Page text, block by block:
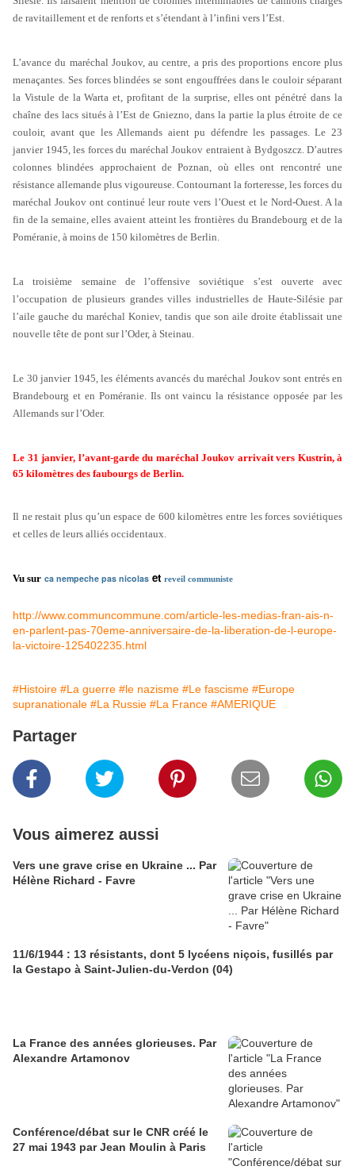
de ravitaillement et de renforts et s’étendant à l’infini vers l’Est.
L’avance du maréchal Joukov, au centre, a pris des proportions encore plus
menaçantes. Ses forces blindées se sont engouffrées dans le couloir séparant
la Vistule de la Warta et, profitant de la surprise, elles ont pénétré dans la
chaîne des lacs situés à l’Est de Gniezno, dans la partie la plus étroite de ce
couloir, avant que les Allemands aient pu défendre les passages. Le 23
janvier 1945, les forces du maréchal Joukov entraient à Bydgoszcz. D’autres
colonnes blindées approchaient de Poznan, où elles ont rencontré une
résistance allemande plus vigoureuse. Contournant la forteresse, les forces du
maréchal Joukov ont continué leur route vers l’Ouest et le Nord-Ouest. A la
fin de la semaine, elles avaient atteint les frontières du Brandebourg et de la
Poméranie, à moins de 150 kilomètres de Berlin.
La troisième semaine de l’offensive soviétique s’est ouverte avec
l’occupation de plusieurs grandes villes industrielles de Haute-Silésie par
l’aile gauche du maréchal Koniev, tandis que son aile droite établissait une
nouvelle tête de pont sur l’Oder, à Steinau.
Le 30 janvier 1945, les éléments avancés du maréchal Joukov sont entrés en
Brandebourg et en Poméranie. Ils ont vaincu la résistance opposée par les
Allemands sur l’Oder.
Le 31 janvier, l’avant-garde du maréchal Joukov arrivait vers Kustrin, à
65 kilomètres des faubourgs de Berlin.
Il ne restait plus qu’un espace de 600 kilomètres entre les forces soviétiques
et celles de leurs alliés occidentaux.
Vu sur ca nempeche pas nicolas et reveil communiste
http://www.communcommune.com/article-les-medias-fran-ais-n-
en-parlent-pas-70eme-anniversaire-de-la-liberation-de-l-europe-
la-victoire-125402235.html
#Histoire #La guerre #le nazisme #Le fascisme #Europe
supranationale #La Russie #La France #AMERIQUE
Partager
Vous aimerez aussi
Vers une grave crise en Ukraine ... Par
Hélène Richard - Favre
11/6/1944 : 13 résistants, dont 5 lycéens niçois, fusillés par
la Gestapo à Saint-Julien-du-Verdon (04)
La France des années glorieuses. Par
Alexandre Artamonov
Conférence/débat sur le CNR créé le
27 mai 1943 par Jean Moulin à Paris